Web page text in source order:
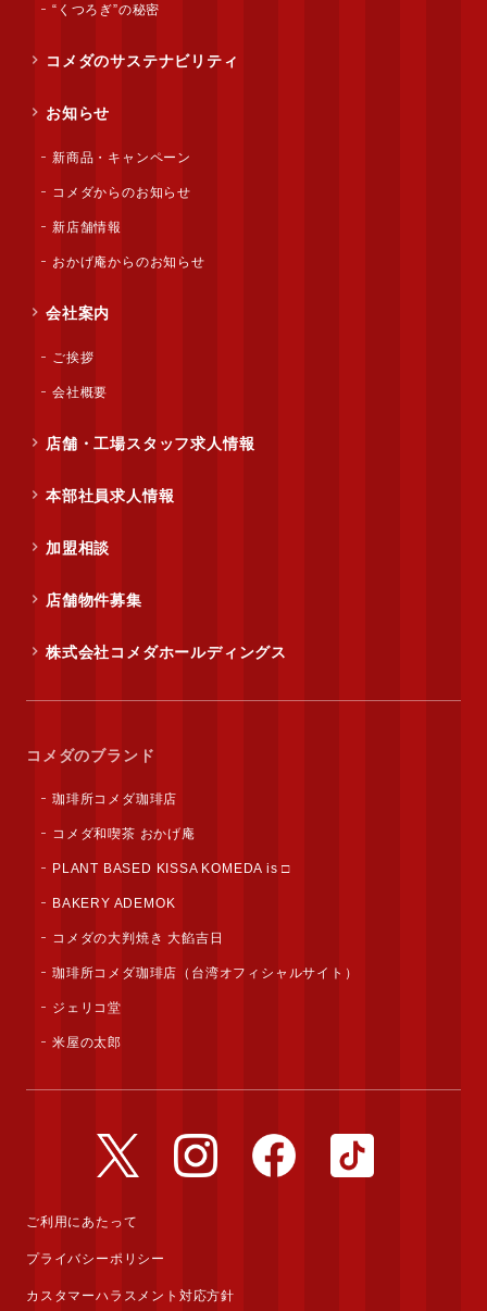
“くつろぎ”の秘密
コメダのサステナビリティ
お知らせ
新商品・キャンペーン
コメダからのお知らせ
新店舗情報
おかげ庵からのお知らせ
会社案内
ご挨拶
会社概要
店舗・工場スタッフ求人情報
本部社員求人情報
加盟相談
店舗物件募集
株式会社コメダホールディングス
コメダのブランド
珈琲所コメダ珈琲店
コメダ和喫茶 おかげ庵
PLANT BASED KISSA KOMEDA is □
BAKERY ADEMOK
コメダの大判焼き 大餡吉日
珈琲所コメダ珈琲店（台湾オフィシャルサイト）
ジェリコ堂
米屋の太郎
公式Twitterアカウント
公式Instagramアカウント
公式Facebookアカウ
ご利用にあたって
プライバシーポリシー
カスタマーハラスメント対応方針